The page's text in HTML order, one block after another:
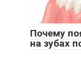
Почему
на зубах